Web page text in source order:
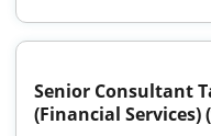
Senior Consultant
(Financial Services)